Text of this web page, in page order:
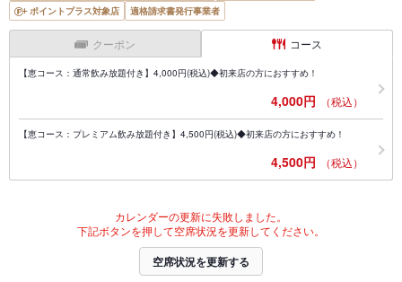
ポイントプラス対象店
適格請求書発行事業者
クーポン コース
【恵コース：通常飲み放題付き】4,000円(税込)◆初来店の方におすすめ！
4,000円 （税込）
【恵コース：プレミアム飲み放題付き】4,500円(税込)◆初来店の方におすすめ！
4,500円 （税込）
カレンダーの更新に失敗しました。
下記ボタンを押して空席状況を更新してください。
空席状況を更新する